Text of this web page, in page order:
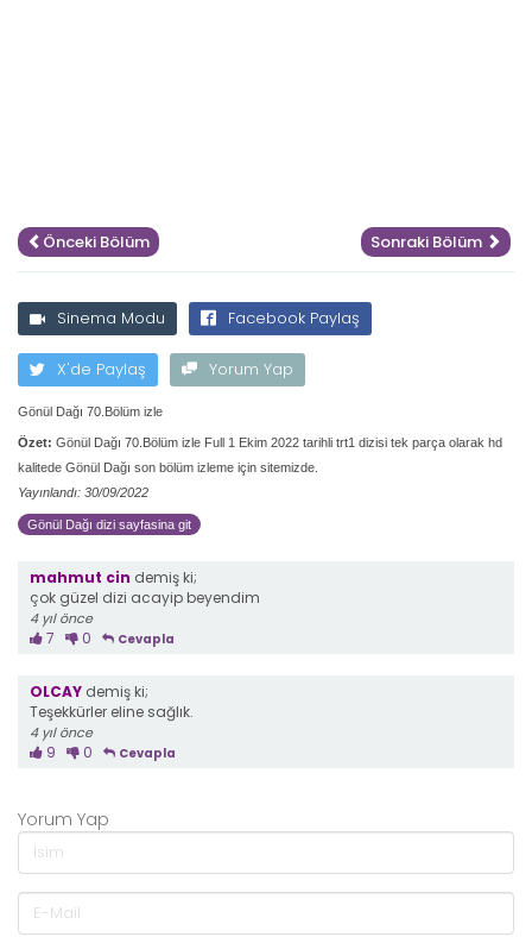
Önceki Bölüm Sonraki Bölüm
Sinema Modu Facebook Paylaş
X'de Paylaş Yorum Yap
Gönül Dağı 70.Bölüm izle
Özet: Gönül Dağı 70.Bölüm izle Full 1 Ekim 2022 tarihli trt1 dizisi tek parça olarak hd
kalitede Gönül Dağı son bölüm izleme için sitemizde.
Yayınlandı: 30/09/2022
Gönül Dağı dizi sayfasina git
mahmut cin demiş ki;
çok güzel dizi acayip beyendim
4 yıl önce
7 0 Cevapla
OLCAY demiş ki;
Teşekkürler eline sağlık.
4 yıl önce
9 0 Cevapla
Yorum Yap